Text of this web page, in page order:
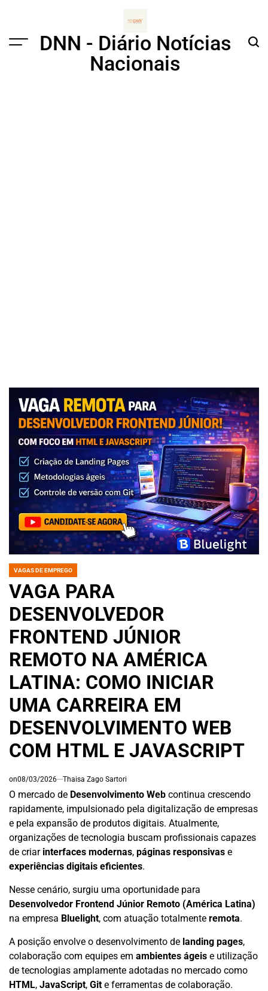
Menu
DNN - Diário Notícias
Nacionais
POSTED
VAGAS DE EMPREGO
VAGA PARA
DESENVOLVEDOR
FRONTEND JÚNIOR
REMOTO NA AMÉRICA
LATINA: COMO INICIAR
UMA CARREIRA EM
DESENVOLVIMENTO WEB
COM HTML E JAVASCRIPT
on08/03/2026 Thaisa Zago Sartori
O mercado de Desenvolvimento Web continua crescendo
rapidamente, impulsionado pela digitalização de empresas
e pela expansão de produtos digitais. Atualmente,
organizações de tecnologia buscam profissionais capazes
de criar interfaces modernas, páginas responsivas e
experiências digitais eficientes.
Nesse cenário, surgiu uma oportunidade para
Desenvolvedor Frontend Júnior Remoto (América Latina)
na empresa Bluelight, com atuação totalmente remota.
A posição envolve o desenvolvimento de landing pages,
colaboração com equipes em ambientes ágeis e utilização
de tecnologias amplamente adotadas no mercado como
HTML, JavaScript, Git e ferramentas de colaboração.